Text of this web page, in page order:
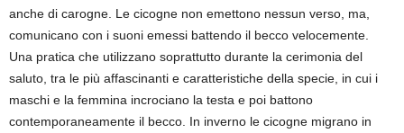
anche di carogne. Le cicogne non emettono nessun verso, ma,
comunicano con i suoni emessi battendo il becco velocemente.
Una pratica che utilizzano soprattutto durante la cerimonia del
saluto, tra le più affascinanti e caratteristiche della specie, in cui i
maschi e la femmina incrociano la testa e poi battono
contemporaneamente il becco. In inverno le cicogne migrano in